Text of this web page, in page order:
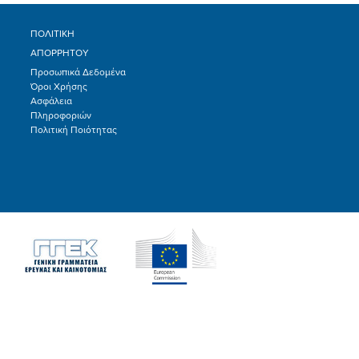
ΠΟΛΙΤΙΚΗ
ΑΠΟΡΡΗΤΟΥ
Προσωπικά Δεδομένα
Όροι Χρήσης
Ασφάλεια
Πληροφοριών
Πολιτική Ποιότητας